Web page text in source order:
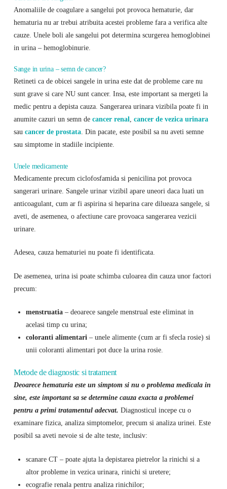
Anomaliile de coagulare a sangelui pot provoca hematurie, dar
hematuria nu ar trebui atribuita acestei probleme fara a verifica alte
cauze. Unele boli ale sangelui pot determina scurgerea hemoglobinei
in urina – hemoglobinurie.
Sange in urina – semn de cancer?
Retineti ca de obicei sangele in urina este dat de probleme care nu
sunt grave si care NU sunt cancer. Insa, este important sa mergeti la
medic pentru a depista cauza. Sangerarea urinara vizibila poate fi in
anumite cazuri un semn de cancer renal cancer de vezica urinara
sau cancer de prostata. Din pacate, este posibil sa nu aveti semne
sau simptome in stadiile incipiente.
Unele medicamente
Medicamente precum ciclofosfamida si penicilina pot provoca
sangerari urinare. Sangele urinar vizibil apare uneori daca luati un
anticoagulant, cum ar fi aspirina si heparina care dilueaza sangele, si
aveti, de asemenea, o afectiune care provoaca sangerarea vezicii
urinare.
Adesea, cauza hematuriei nu poate fi identificata.
De asemenea, urina isi poate schimba culoarea din cauza unor factori
precum:
menstruatia– deoarece sangele menstrual este eliminat in
acelasi timp cu urina;
coloranti alimentari– unele alimente (cum ar fi sfecla rosie) si
unii coloranti alimentari pot duce la urina rosie.
Metode de diagnostic si tratament
Deoarece hematuria este un simptom si nu o problema medicala in
sine, este important sa se determine cauza exacta a problemei
pentru a primi tratamentul adecvat. Diagnosticul incepe cu o
examinare fizica, analiza simptomelor, precum si analiza urinei. Este
posibil sa aveti nevoie si de alte teste, inclusiv:
scanare CT – poate ajuta la depistarea pietrelor la rinichi si a
altor probleme in vezica urinara, rinichi si uretere;
ecografie renala pentru analiza rinichilor;